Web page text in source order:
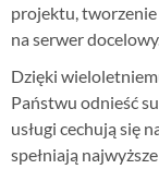
projektu,
na serwer
Dzięki
Państwu odnieść
usługi cechują się
spełniają